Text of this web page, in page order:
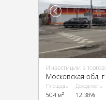
Инвестиции в
Площадь
504 м²
Доходность
12.38%